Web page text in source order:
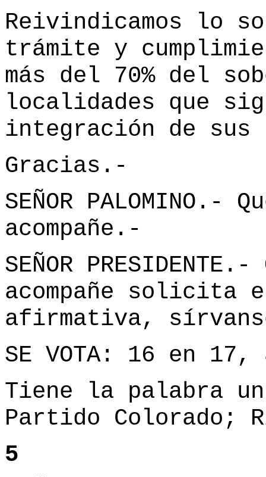
Reivindicamos lo
trámite y
más del 70% del
localidades que
integración de sus
Gracias.-
SEÑOR
acompañe.-
SEÑOR
acompañe
afirmativa,
SE VOTA: 16 en
Tiene la palabra
Partido Colorado;
5